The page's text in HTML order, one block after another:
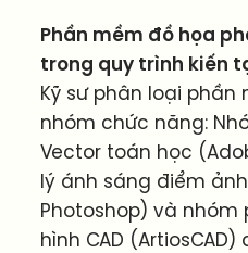
Phần mềm đồ họa
trong quy trình kiến
Kỹ sư phân loại
nhóm chức năng:
Vector toán học
lý ánh sáng điểm
Photoshop) và
hình CAD